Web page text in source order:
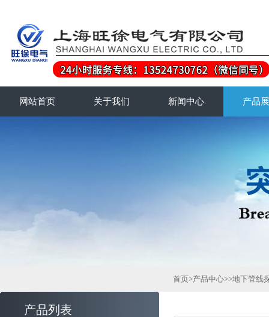
网站首页 关于我们 新闻中心 产品
产品列表
首页>产品中心>>地下管线